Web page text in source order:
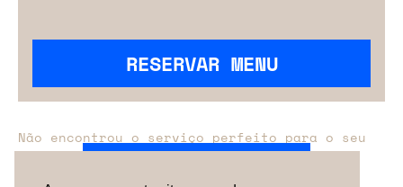
RESERVAR MENU
Não encontrou o serviço perfeito para o seu
evento?
Entre em contacto connosco.